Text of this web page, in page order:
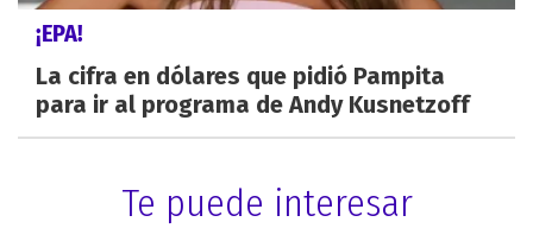
¡EPA!
La cifra en dólares que pidió Pampita
para ir al programa de Andy Kusnetzoff
Te puede interesar